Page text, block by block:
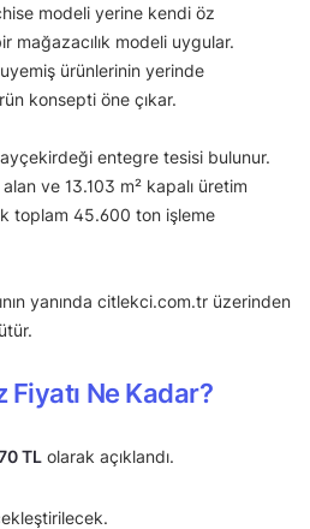
modeli yerine kendi öz
mağazacılık modeli uygular.
ürünlerinin yerinde
konsepti öne çıkar.
ayçekirdeği entegre tesisi bulunur.
ve 13.103 m² kapalı üretim
toplam 45.600 ton işleme
yanında citlekci.com.tr üzerinden
Ne Kadar?
TL olarak açıklandı.